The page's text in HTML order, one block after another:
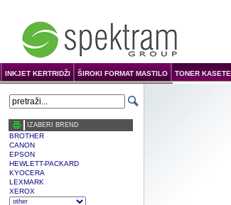
INKJET KERTRIDŽI ŠIROKI FORMAT MASTILO TONER
IZABERI BREND
BROTHER
CANON
EPSON
HEWLETT-PACKARD
KYOCERA
LEXMARK
XEROX